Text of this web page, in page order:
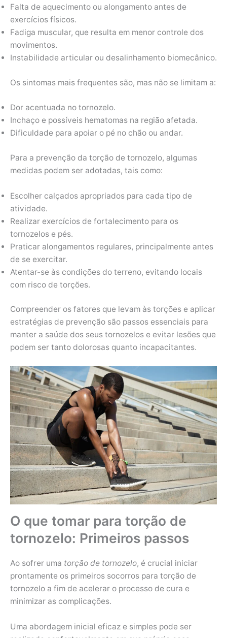
Falta de aquecimento ou alongamento antes de
exercícios físicos.
Fadiga muscular, que resulta em menor controle dos
movimentos.
Instabilidade articular ou desalinhamento biomecânico.
Os sintomas mais frequentes são, mas não se limitam a:
Dor acentuada no tornozelo.
Inchaço e possíveis hematomas na região afetada.
Dificuldade para apoiar o pé no chão ou andar.
Para a prevenção da torção de tornozelo, algumas
medidas podem ser adotadas, tais como:
Escolher calçados apropriados para cada tipo de
atividade.
Realizar exercícios de fortalecimento para os
tornozelos e pés.
Praticar alongamentos regulares, principalmente antes
de se exercitar.
Atentar-se às condições do terreno, evitando locais
com risco de torções.
Compreender os fatores que levam às torções e aplicar
estratégias de prevenção são passos essenciais para
manter a saúde dos seus tornozelos e evitar lesões que
podem ser tanto dolorosas quanto incapacitantes.
O que tomar para torção de
tornozelo: Primeiros passos
Ao sofrer uma torção de tornozelo, é crucial iniciar
prontamente os primeiros socorros para torção de
tornozelo a fim de acelerar o processo de cura e
minimizar as complicações.
Uma abordagem inicial eficaz e simples pode ser